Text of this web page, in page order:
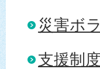
災害ボ
支援制